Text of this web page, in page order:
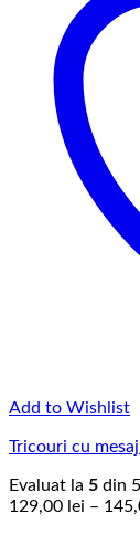
Add to Wishlist
Tricouri cu
Evaluat la 5 din 5
129,00 lei –